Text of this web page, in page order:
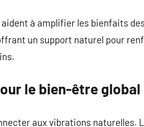
à amplifier les bienfaits
un support naturel pour
le bien-être global
aux vibrations naturelles.